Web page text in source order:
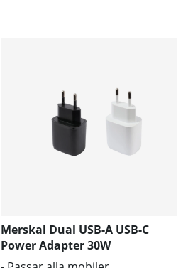
Merskal Dual USB-A USB-C
Power Adapter 30W